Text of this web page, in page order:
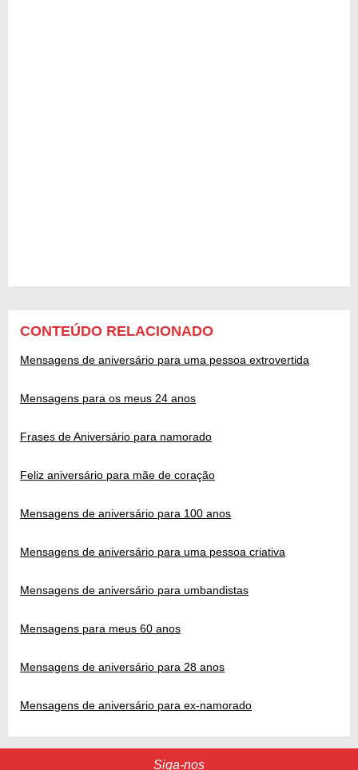
CONTEÚDO RELACIONADO
Mensagens de aniversário para uma pessoa extrovertida
Mensagens para os meus 24 anos
Frases de Aniversário para namorado
Feliz aniversário para mãe de coração
Mensagens de aniversário para 100 anos
Mensagens de aniversário para uma pessoa criativa
Mensagens de aniversário para umbandistas
Mensagens para meus 60 anos
Mensagens de aniversário para 28 anos
Mensagens de aniversário para ex-namorado
Siga-nos